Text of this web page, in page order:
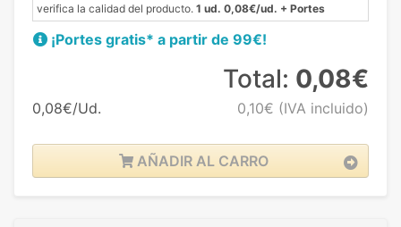
verifica la calidad del producto. 1 ud. 0,08€/ud. + Portes
¡Portes gratis* a partir de 99€!
0,08€/Ud.
Total: 0,08€
0,10€ (IVA incluido)
AÑADIR AL CARRO